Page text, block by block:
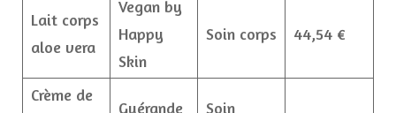
Lait corps
aloe vera
Vegan by
Happy
Skin
Soin corps 44,54 €
Crème de
Guérande
Soin